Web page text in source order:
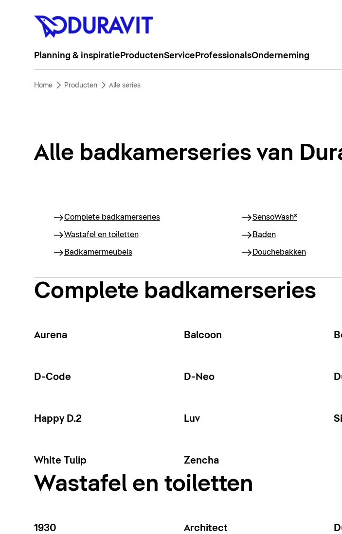
Planning & inspiratie ProductenService ProfessionalsOnderneming
Home Producten Alle series
Alle badkamerseries van
Complete badkamerseries
Wastafel en toiletten
Badkamermeubels
SensoWash®
Baden
Douchebakken
Complete badkamerseries
Aurena Balcoon
D-Code D-Neo
Happy D.2 Luv
White Tulip Zencha
Wastafel en toiletten
1930 Architect